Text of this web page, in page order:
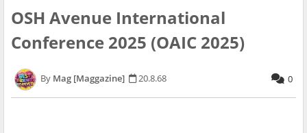
OSH Avenue International
Conference 2025 (OAIC 2025)
Mag [Maggazine] 20.8.68 0